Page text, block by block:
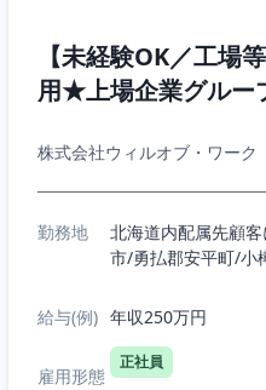
【未経験OK／工場
用★上場企業グルー
株式会社ウィルオブ・ワーク
勤務地
北海道内配属先顧
市/勇払郡安平町/小
給与(例) 年収250万円
雇用形態
正社員